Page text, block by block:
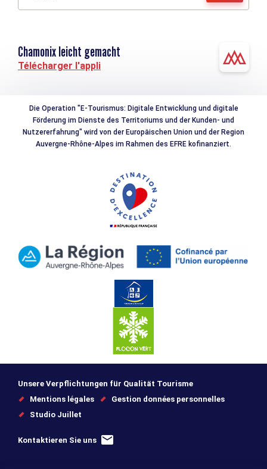
Chamonix leicht gemacht
Télécharger l'appli
Die Operation "E-Tourismus: Digitale Entwicklung und digitale
Förderung im Dienste des Territoriums und der Kunden- und
Nutzererfahrung" wird von der Europäischen Union und der Region
Auvergne-Rhône-Alpes im Rahmen des EFRE kofinanziert.
Unsere Verpflichtungen für Qualität Tourisme
Mentions légales
Gestion données personnelles
Studio Juillet
Kontaktieren Sie uns